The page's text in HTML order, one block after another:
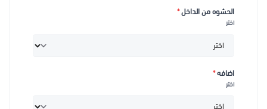
الحشوه من الداخل*
اختر
اضافه*
اختر